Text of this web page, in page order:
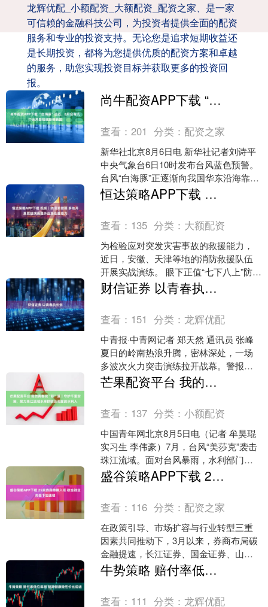
龙辉优配_小额配资_大额配资_配资之家、是一家
可信赖的金融科技公司，为投资者提供全面的配资
服务和专业的投资支持。无论您是追求短期收益还
是长期投资，都将为您提供优质的配资方案和卓越
的服务，助您实现投资目标并获取更多的投资回
报。
尚牛配资APP下载 “白海豚”迫近，8月会有几个台风登陆或影响我国
查看：201 分类： 配资之家
新华社北京8月6日电 新华社记者刘诗平
中央气象台6日10时发布台风蓝色预警。
台风“白海豚”正逐渐向我国华东沿海靠
近，预计将于9日晚上到10日上午登陆浙
江至福建....
恒达策略APP下载 视频｜防汛关键期&#32;多地开展救援演练提升应急处置能力
查看： 135 分类： 大额配资
为检验应对突发灾害事故的救援能力，
近日，安徽、天津等地的消防救援队伍
开展实战演练。 眼下正值“七下八上”防汛
关键期，为提升洪涝灾害救援能力，近
日，安徽省池州市消....
财信证券 以青春执长剑
查看： 151 分类： 龙辉优配
中青报·中青网记者 郑天然 通讯员 张峰
夏日的岭南热浪升腾，密林深处，一场
多波次火力突击演练拉开战幕。警报声
骤然响起，火箭军某部“青年突击队”官兵
果断反应，迅....
芒果配资平台 我的青春我“职”道｜守护千里安澜，聚力珠江流域水库群联合调度的水利人
查看： 137 分类：小额配资
中国青年网北京8月5日电（记者 牟昊琨
实习生 李伟豪）7月，台风“美莎克”袭击
珠江流域。面对台风暴雨，水利部门提
前3天预报郁江编号洪水、提前5天锁定
西江编号洪....
盛谷策略APP下载 25家券商持牌入场 碳金融业务按下加速键
查看： 116 分类： 配资之家
在政策引导、市场扩容与行业转型三重
因素共同推动下，3月以来，券商布局碳
金融提速，长江证券、国金证券、山西
证券、国新证券等7家券商获批参与碳排
放权交易，全行业获准....
牛势策略 赔付率低位徘徊 短期健康险性价比成谜
查看： 111 分类： 龙辉优配